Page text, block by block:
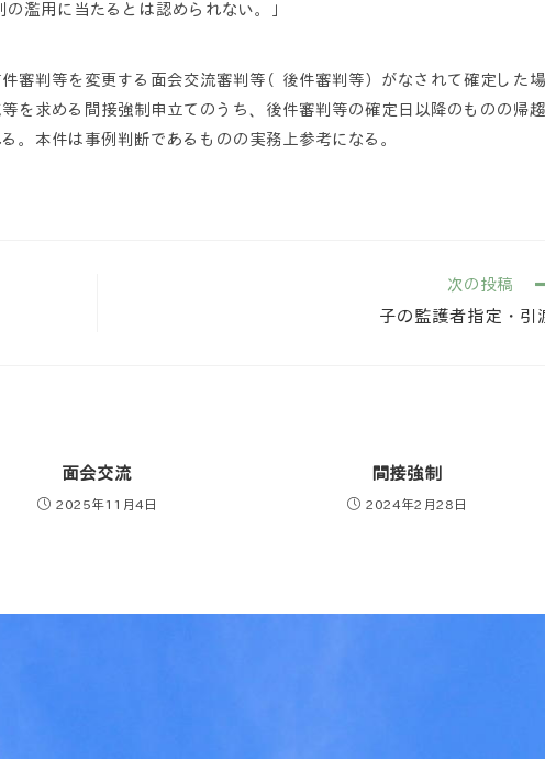
濫用に当たるとは認められない。」
審判等を変更する面会交流審判等（後件審判等）がなされて確定した場
を求める間接強制申立てのうち、後件審判等の確定日以降のものの帰趨
。本件は事例判断であるものの実務上参考になる。
次の投稿
子の監護者指定・引
面会交流
2025年11月4日
間接強制
2024年2月28日